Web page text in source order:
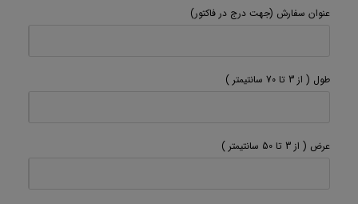
عنوان سفارش (جهت درج در فاکتور)
طول ( از 3 تا 70 سانتیمتر )
عرض ( از 3 تا 50 سانتیمتر )